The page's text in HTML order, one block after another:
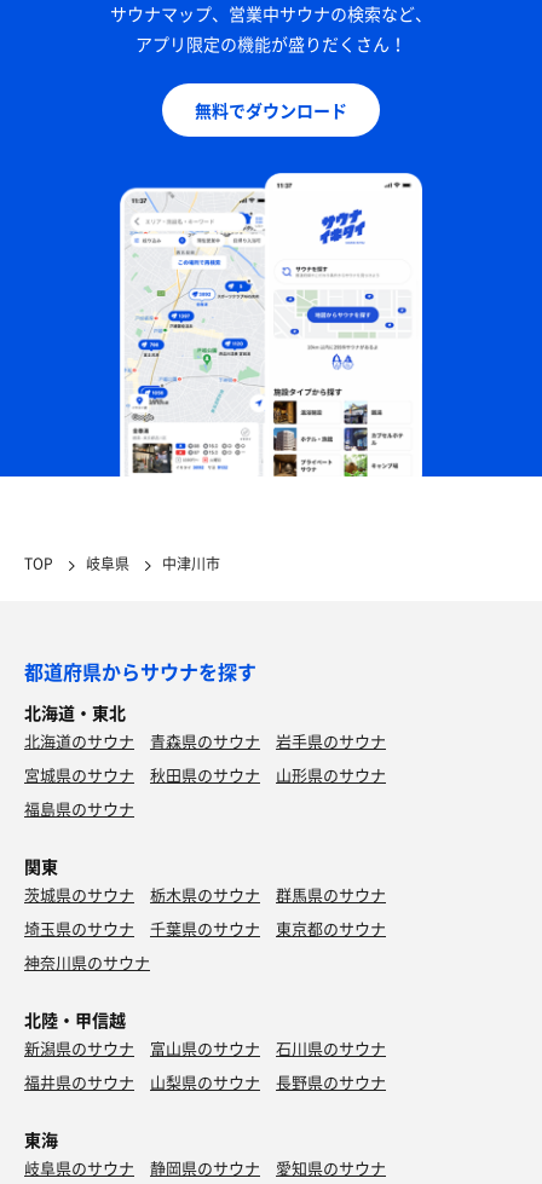
サウナマップ、営業中サウナの検索など、
アプリ限定の機能が盛りだくさん！
無料でダウンロード
TOP 岐阜県 中津川市
都道府県からサウナを探す
北海道・東北
北海道のサウナ 青森県のサウナ
岩手県のサウナ
宮城県のサウナ
秋田県のサウナ
山形県のサウナ
福島県のサウナ
関東
茨城県のサウナ 栃木県のサウナ
群馬県のサウナ
埼玉県のサウナ
千葉県のサウナ
東京都のサウナ
神奈川県のサウナ
北陸・甲信越
新潟県のサウナ 富山県のサウナ
石川県のサウナ
福井県のサウナ
山梨県のサウナ 長野県のサウナ
東海
岐阜県のサウナ 静岡県のサウナ 愛知県のサウナ